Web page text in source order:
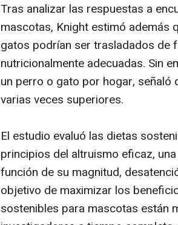
Tras analizar las respuestas a
mascotas, Knight estimó además
gatos podrían ser trasladados de
nutricionalmente adecuadas. Sin
un perro o gato por hogar, señaló
varias veces superiores.
El estudio evaluó las dietas
principios del altruismo eficaz,
función de su magnitud,
objetivo de maximizar los
sostenibles para mascotas están